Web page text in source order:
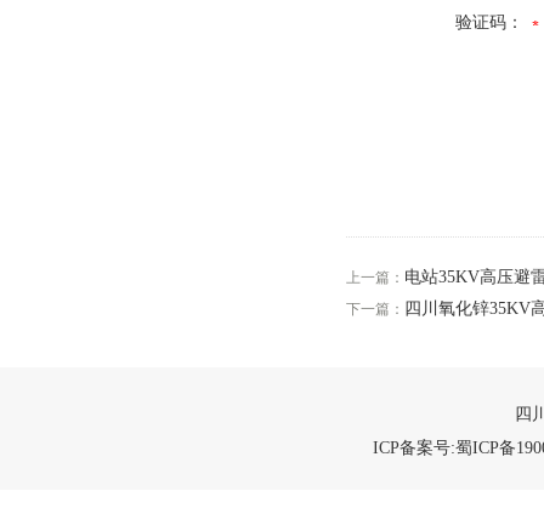
验证码：
上一篇： 电站35KV高压避
下一篇： 四川氧化锌35KV
四
ICP备案号:蜀ICP备